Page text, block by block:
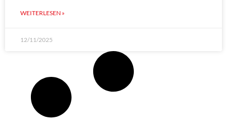
WEITERLESEN »
12/11/2025